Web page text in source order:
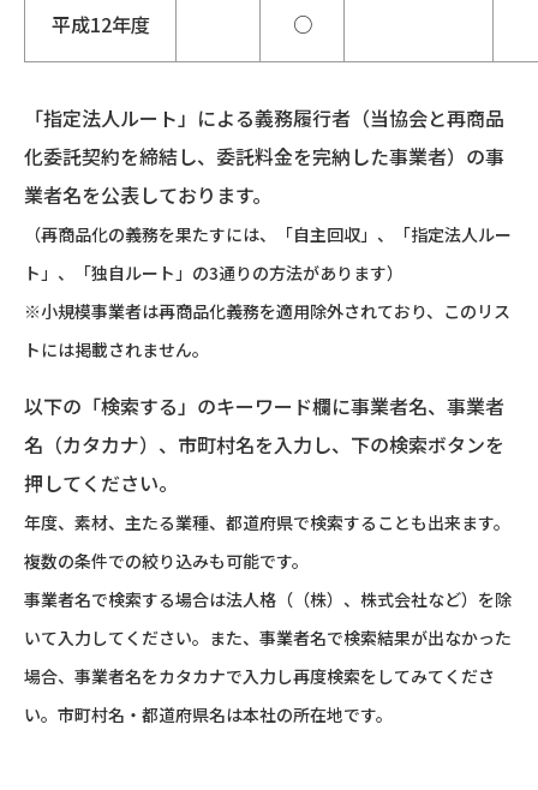
平成12年度 ○
「指定法人ルート」による義務履行者（当協会と再商品
化委託契約を締結し、委託料金を完納した事業者）の事
業者名を公表しております。
（再商品化の義務を果たすには、「自主回収」、「指定法人ルー
ト」、「独自ルート」の3通りの方法があります）
※小規模事業者は再商品化義務を適用除外されており、このリス
トには掲載されません。
以下の「検索する」のキーワード欄に事業者名、事業者
名（カタカナ）、市町村名を入力し、下の検索ボタンを
押してください。
年度、素材、主たる業種、都道府県で検索することも出来ます。
複数の条件での絞り込みも可能です。
事業者名で検索する場合は法人格（（株）、株式会社など）を除
いて入力してください。また、事業者名で検索結果が出なかった
場合、事業者名をカタカナで入力し再度検索をしてみてくださ
い。市町村名・都道府県名は本社の所在地です。